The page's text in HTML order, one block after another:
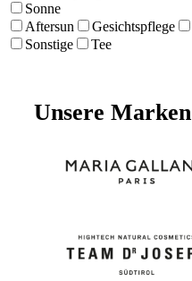
Sonne
Aftersun
Gesichtspflege
Sonstige
Tee
Unsere Marken